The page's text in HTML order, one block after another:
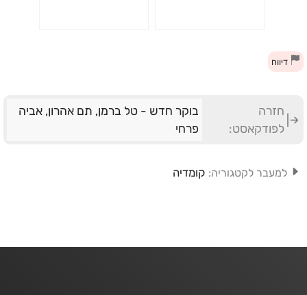
דיווח
חזרה
לפודקאסט:
בוקר חדש - טל ברמן, תם אהרון, אביה
פרחי
למעבר לקטגוריה: קומדיה